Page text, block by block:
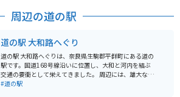
周辺の道の駅
道の駅 大和路へぐり
道の駅 大和路へぐりは、奈良県生駒郡平群町にある道の
駅です。国道168号線沿いに位置し、大和と河内を結ぶ
交通の要衝として栄えてきました。 周辺には、雄大な自
然が広がり、ハイキングやサイクリングに最適なコース
#道の駅